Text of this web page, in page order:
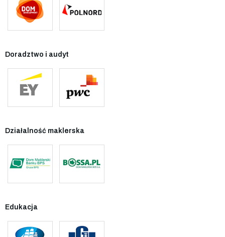
Doradztwo i audyt
Działalność maklerska
Edukacja